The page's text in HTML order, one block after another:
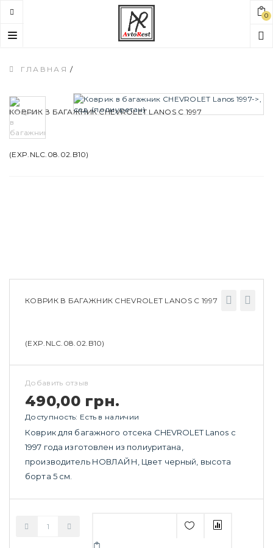
Toggle
0
ГЛАВНАЯ /
КОВРИК В БАГАЖНИК CHEVROLET LANOS С 1997
(EXP.NLC.08.02.B10)
КОВРИК В БАГАЖНИК CHEVROLET LANOS С 1997
(EXP.NLC.08.02.B10)
Добавить отзыв
490,00 грн.
Доступность: Есть в наличии
Коврик для багажного отсека CHEVROLET Lanos с
1997 года изготовлен из полиуритана,
производитель НОВЛАЙН, Цвет черный, высота
борта 5 см.